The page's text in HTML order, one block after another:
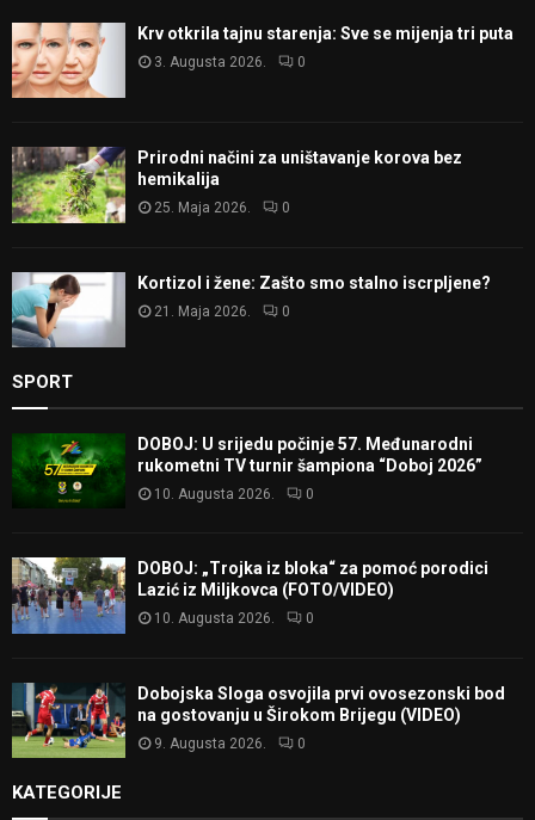
Krv otkrila tajnu starenja: Sve se mijenja tri puta
3. Augusta 2026. 0
Prirodni načini za uništavanje korova bez
hemikalija
25. Maja 2026. 0
Kortizol i žene: Zašto smo stalno iscrpljene?
21. Maja 2026. 0
SPORT
DOBOJ: U srijedu počinje 57. Međunarodni
rukometni TV turnir šampiona “Doboj 2026”
10. Augusta 2026. 0
DOBOJ: „Trojka iz bloka“ za pomoć porodici
Lazić iz Miljkovca (FOTO/VIDEO)
10. Augusta 2026. 0
Dobojska Sloga osvojila prvi ovosezonski bod
na gostovanju u Širokom Brijegu (VIDEO)
9. Augusta 2026. 0
KATEGORIJE